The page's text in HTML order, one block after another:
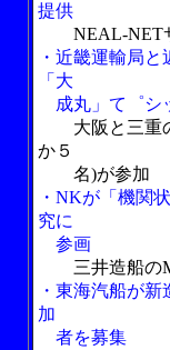
提供
NEAL-NET
・近畿運輸局
「大
成丸」て゜シ
大阪と三重
か５
名)が参加
・NKが「機関
究に
参画
三井造船の
・東海汽船が
加
者を募集